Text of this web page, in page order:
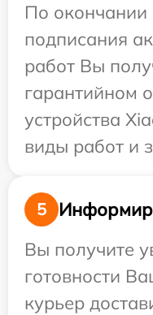
По окончании
подписания
работ Вы
гарантийном
устройства
виды работ и
5
Вы получите
готовности
курьер